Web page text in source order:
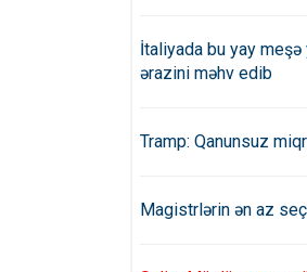
İtaliyada bu yay meşə
ərazini məhv edib
Tramp: Qanunsuz
Magistrlərin ən az